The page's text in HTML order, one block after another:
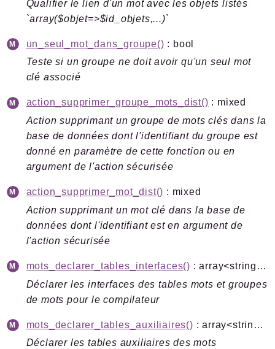
Qualifier le lien d'un mot avec les objets listés
`array($objet=>$id_objets,...)`
un_seul_mot_dans_groupe() : bool
Teste si un groupe ne doit avoir qu'un seul mot
clé associé
action_supprimer_groupe_mots_dist() : mixed
Action supprimant un groupe de mots clés dans la
base de données dont l'identifiant du groupe est
donné en paramètre de cette fonction ou en
argument de l'action sécurisée
action_supprimer_mot_dist() : mixed
Action supprimant un mot clé dans la base de
données dont l'identifiant est en argument de
l'action sécurisée
mots_declarer_tables_interfaces()
: array<string|int, mixed>
Déclarer les interfaces des tables mots et groupes
de mots pour le compilateur
mots_declarer_tables_auxiliaires()
: array<string|int, mixed>
Déclarer les tables auxiliaires des mots